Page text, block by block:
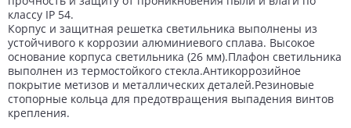
классу IP 54.
Корпус и защитная решетка светильника выполнены из
устойчивого к коррозии алюминиевого сплава. Высокое
основание корпуса светильника (26 мм).Плафон светильника
выполнен из термостойкого стекла.Антикоррозийное
покрытие метизов и металлических деталей.Резиновые
стопорные кольца для предотвращения выпадения винтов
крепления.